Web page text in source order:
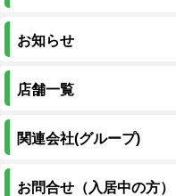
お知らせ
店舗一覧
関連会社(グループ)
お問合せ（入居中の方）